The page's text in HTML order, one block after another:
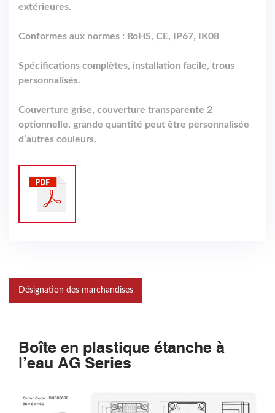
extérieures.
Conformes aux normes : RoHS, CE, IP67, IK08
Spécifications complètes, installation facile, trous
personnalisés.
Couverture grise, couverture transparente 2
optionnelle, grande quantité peut être personnalisée
d’autres couleurs.
Désignation des marchandises
Boîte en plastique étanche à
l’eau AG Series